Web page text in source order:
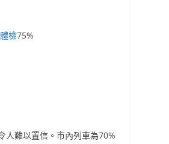
檢75%
人難以置信。市內列車為70%